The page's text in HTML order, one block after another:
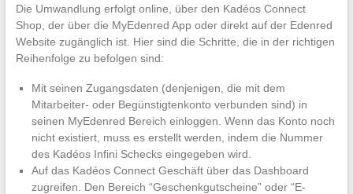
Die Umwandlung erfolgt online, über den Kadéos Connect
Shop, der über die MyEdenred App oder direkt auf der Edenred
Website zugänglich ist. Hier sind die Schritte, die in der richtigen
Reihenfolge zu befolgen sind:
Mit seinen Zugangsdaten (denjenigen, die mit dem
Mitarbeiter- oder Begünstigtenkonto verbunden sind) in
seinen MyEdenred Bereich einloggen. Wenn das Konto noch
nicht existiert, muss es erstellt werden, indem die Nummer
des Kadéos Infini Schecks eingegeben wird.
Auf das Kadéos Connect Geschäft über das Dashboard
zugreifen. Den Bereich “Geschenkgutscheine” oder “E-